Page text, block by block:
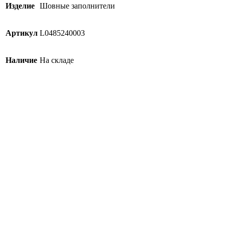
Изделие Шовные заполнители
Артикул L0485240003
Наличие На складе